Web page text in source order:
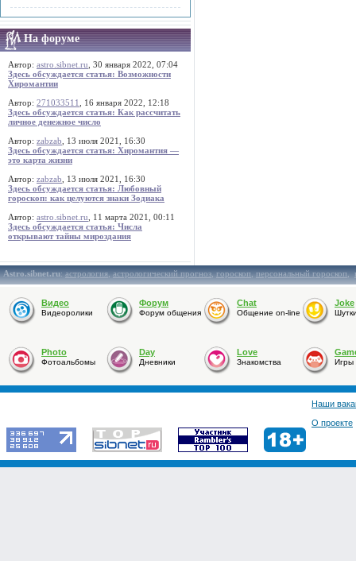
На форуме
Автор: astro.sibnet.ru , 30 января 2022, 07:04
Здесь обсуждается статья: Возможности
Хиромантии
Автор: 271033511
, 16 января 2022, 12:18
Здесь обсуждается статья: Как рассчитать
личное денежное число
Автор: zabzab , 13 июля 2021, 16:30
Здесь обсуждается статья: Хиромантия —
это карта жизни
Автор: zabzab , 13 июля 2021, 16:30
Здесь обсуждается статья: Любовный
гороскоп: как целуются знаки Зодиака
Автор: astro.sibnet.ru , 11 марта 2021, 00:11
Здесь обсуждается статья: Числа
открывают тайны мироздания
Astro.sibnet.ru:астрология,астрологический прогноз,гороскоп,персональный гороскоп,
Видео
Видеоролики
Форум
Форум общения
Chat
Общение on-line
Joke
Photo
Фотоальбомы
Day
Дневники
Love
Знакомства Игры
Наши
О проекте